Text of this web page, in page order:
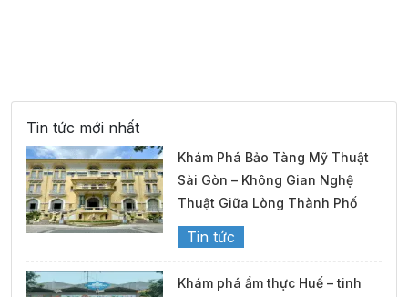
Tin tức mới nhất
Khám Phá Bảo Tàng Mỹ Thuật
Sài Gòn – Không Gian Nghệ
Thuật Giữa Lòng Thành Phố
Tin tức
Khám phá ẩm thực Huế – tinh